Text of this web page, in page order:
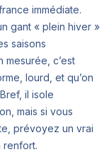
immédiate.
gant « plein hiver »
saisons
mesurée, c’est
lourd, et qu’on
il isole
mais si vous
prévoyez un vrai
renfort.